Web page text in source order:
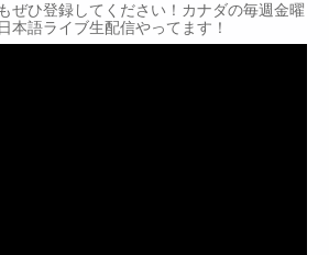
ぜひ登録してください！カナダの毎週金曜
本語ライブ生配信やってます！